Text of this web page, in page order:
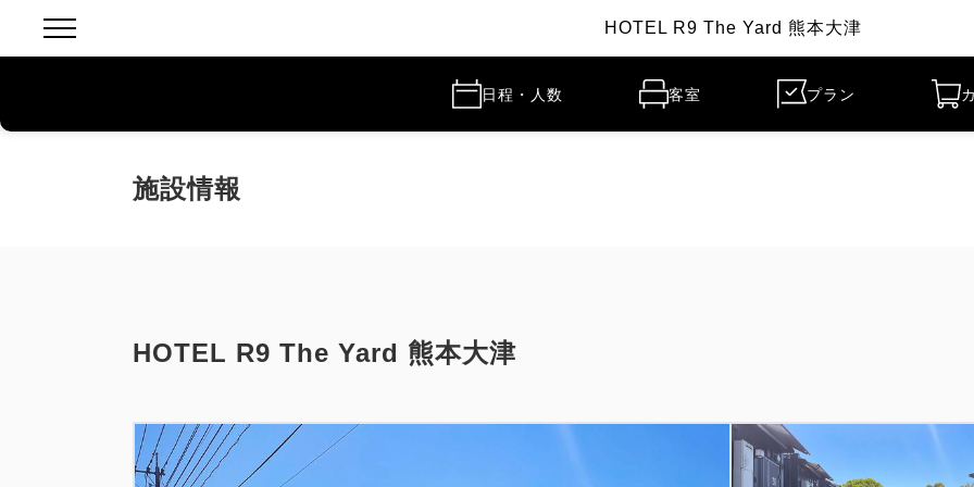
HOTEL R9 The Yard 熊本大津
日程・人数 客室 プラン
施設情報
HOTEL R9 The Yard 熊本大津